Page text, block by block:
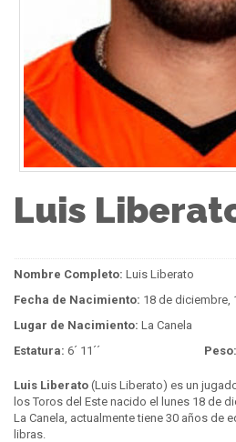
Luis
Nombre Completo: Luis Liberato
Fecha de Nacimiento: 18 de diciembre,
Lugar de Nacimiento: La Canela
Estatura: 6´ 11´´ Peso:
Luis Liberato (Luis Liberato) es un
los Toros del Este nacido el lunes 18 de
La Canela, actualmente tiene 30 años de
libras.